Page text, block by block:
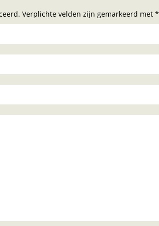
Verplichte velden zijn gemarkeerd met *